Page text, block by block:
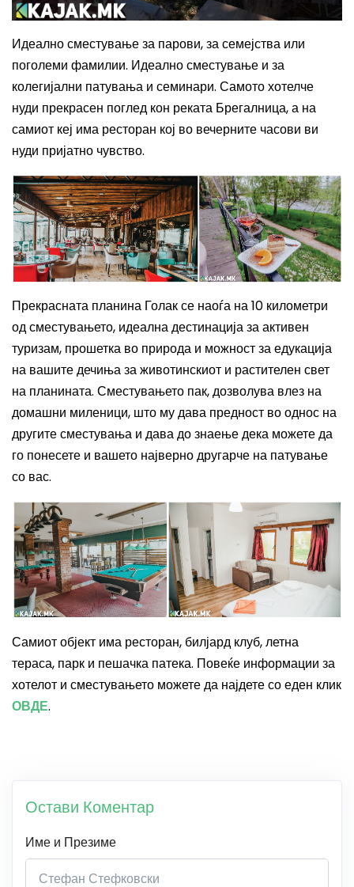
Идеално сместување за парови, за семејства или
поголеми фамилии. Идеално сместување и за
колегијални патувања и семинари. Самото хотелче
нуди прекрасен поглед кон реката Брегалница, а на
самиот кеј има ресторан кој во вечерните часови ви
нуди пријатно чувство.
Прекрасната планина Голак се наоѓа на 10 километри
од сместувањето, идеална дестинација за активен
туризам, прошетка во природа и можност за едукација
на вашите дечиња за животинскиот и растителен свет
на планината. Сместувањето пак, дозволува влез на
домашни миленици, што му дава предност во однос на
другите сместувања и дава до знаење дека можете да
го понесете и вашето најверно другарче на патување
со вас.
Самиот објект има ресторан, билјард клуб, летна
тераса, парк и пешачка патека. Повеќе информации за
хотелот и сместувањето можете да најдете со еден клик
ОВДЕ.
Остави Коментар
Име и Презиме